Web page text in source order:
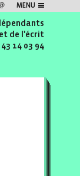
MENU
de l'écrit
43 14 03 94